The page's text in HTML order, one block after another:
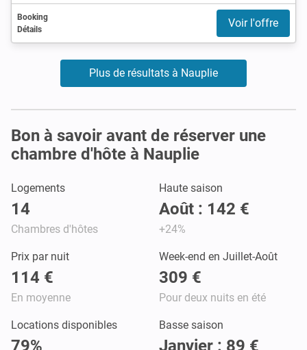
Booking
Détails
Voir l'offre
Plus de résultats à Nauplie
Bon à savoir avant de réserver une
chambre d'hôte à Nauplie
Logements
14
Chambres d'hôtes
Haute saison
Août : 142 €
+24%
Prix par nuit
114 €
En moyenne
Week-end en Juillet-Août
309 €
Pour deux nuits en été
Locations disponibles
79%
Basse saison
Janvier : 89 €